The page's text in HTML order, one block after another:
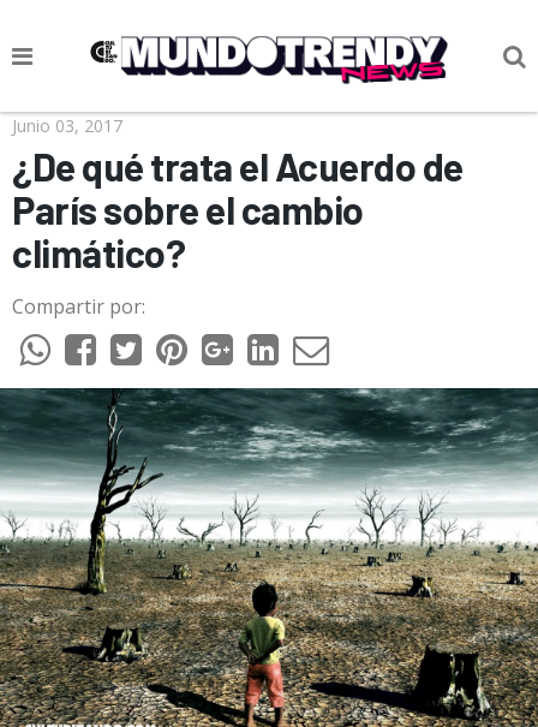
NOTICIAS
CULTURA POP
CIENCIA Y TECNOLOGÍA
VIDA
SOCIEDAD
CULTURIZANDO.COM
Junio 03, 2017
¿De qué trata el Acuerdo de
París sobre el cambio
climático?
Compartir por: